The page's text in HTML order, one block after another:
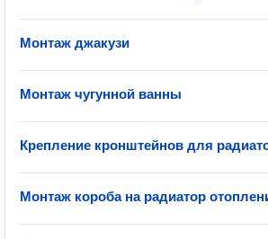
Монтаж джакузи
Монтаж чугунной ванны
Крепление кронштейнов для
Монтаж короба на радиатор